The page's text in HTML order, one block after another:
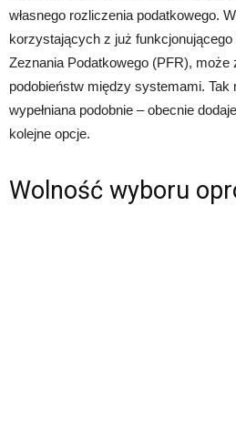
własnego rozliczenia podatkowego.
korzystających z już funkcjonującego
Zeznania Podatkowego (PFR), może
podobieństw między systemami. Tak
wypełniana podobnie – obecnie
kolejne opcje.
Wolność wyboru